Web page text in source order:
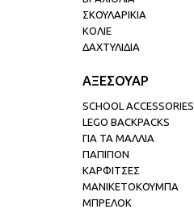
ΣΚΟΥΛΑΡΙΚΙΑ
ΚΟΛΙΕ
ΔΑΧΤΥΛΙΔΙΑ
ΑΞΕΣΟΥΑΡ
SCHOOL ACCESSORIES
LEGO BACKPACKS
ΓΙΑ ΤΑ ΜΑΛΛΙΑ
ΠΑΠΙΓΙΟΝ
ΚΑΡΦΙΤΣΕΣ
ΜΑΝΙΚΕΤΟΚΟΥΜΠΑ
ΜΠΡΕΛΟΚ